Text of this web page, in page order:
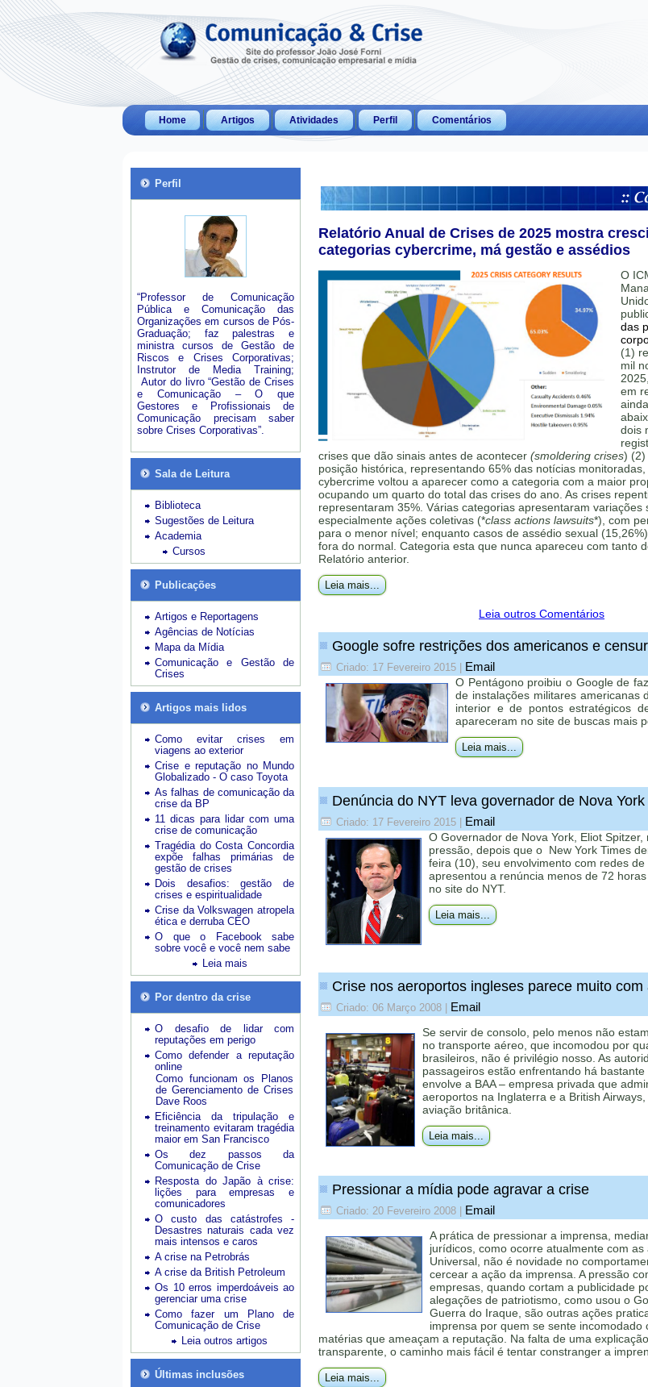
Home Artigos Atividades Perfil Comentários
Perfil
“Professor de Comunicação
Pública e Comunicação das
Organizações em cursos de Pós-
Graduação; faz palestras e
ministra cursos de Gestão de
Riscos e Crises Corporativas;
Instrutor de Media Training;
Autor do livro “Gestão de Crises
e Comunicação – O que
Gestores e Profissionais de
Comunicação precisam saber
sobre Crises Corporativas”.
Sala de Leitura
Biblioteca
Sugestões de Leitura
Academia
Cursos
Publicações
Artigos e Reportagens
Agências de Notícias
Mapa da Mídia
Comunicação e Gestão de
Crises
Artigos mais lidos
Como evitar crises em
viagens ao exterior
Crise e reputação no Mundo
Globalizado - O caso Toyota
As falhas de comunicação da
crise da BP
11 dicas para lidar com uma
crise de comunicação
Tragédia do Costa Concordia
expõe falhas primárias de
gestão de crises
Dois desafios: gestão de
crises e espiritualidade
Crise da Volkswagen atropela
ética e derruba CEO
O que o Facebook sabe
sobre você e você nem sabe
Leia mais
Por dentro da crise
O desafio de lidar com
reputações em perigo
Como defender a reputação
online
Como funcionam os Planos
de Gerenciamento de Crises
Dave Roos
Eficiência da tripulação e
treinamento evitaram tragédia
maior em San Francisco
Os dez passos da
Comunicação de Crise
Resposta do Japão à crise:
lições para empresas e
comunicadores
O custo das catástrofes -
Desastres naturais cada vez
mais intensos e caros
A crise na Petrobrás
A crise da British Petroleum
Os 10 erros imperdoáveis ao
gerenciar uma crise
Como fazer um Plano de
Comunicação de Crise
Leia outros artigos
Últimas inclusões
Relatório Anual de Crises de 2025 mostra
categorias cybercrime, má gestão e assédios
O
das
(1)
mil
em
dois
crises que dão sinais antes de acontecer (smoldering crises) (2)
posição histórica, representando 65% das notícias
cybercrime voltou a aparecer como a categoria com a maior
ocupando um quarto do total das crises do ano. As crises
representaram 35%. Várias categorias apresentaram variações
especialmente ações coletivas (*class actions lawsuits*), com
para o menor nível; enquanto casos de assédio sexual
fora do normal. Categoria esta que nunca apareceu com tanto
Relatório anterior.
Leia mais...
Leia outros Comentários
Google sofre restrições dos americanos e
Criado: 17 Fevereiro 2015 Email
O Pentágono proibiu o Google de
de instalações militares americanas
interior e de pontos estratégicos
apareceram no site de buscas mais
Leia mais...
Denúncia do NYT leva governador de Nova
Criado: 17 Fevereiro 2015 Email
O Governador de Nova York, Eliot Spitzer,
pressão, depois que o New York Times
feira (10), seu envolvimento com redes
apresentou a renúncia menos de 72
no site do NYT.
Leia mais...
Crise nos aeroportos ingleses parece muito com
Criado: 06 Março 2008 Email
Se servir de consolo, pelo menos não
no transporte aéreo, que incomodou por
brasileiros, não é privilégio nosso. As
passageiros estão enfrentando há
envolve a BAA – empresa privada que
aeroportos na Inglaterra e a British
aviação britânica.
Leia mais...
Pressionar a mídia pode agravar a crise
Criado: 20 Fevereiro 2008 Email
A prática de pressionar a imprensa,
jurídicos, como ocorre atualmente com as
Universal, não é novidade no
cercear a ação da imprensa. A pressão
empresas, quando cortam a publicidade
alegações de patriotismo, como usou o
Guerra do Iraque, são outras ações
imprensa por quem se sente incomodado
matérias que ameaçam a reputação. Na falta de uma
transparente, o caminho mais fácil é tentar constranger a
Leia mais...